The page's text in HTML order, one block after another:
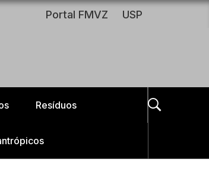
Portal FMVZ USP
Resíduos